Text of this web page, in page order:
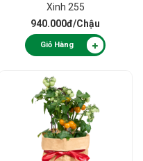
Xinh 255
940.000đ/Chậu
Giỏ Hàng